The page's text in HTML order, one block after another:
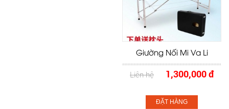
Giường Nối Mi Va Li
Liên hệ 1,300,000 đ
ĐẶT HÀNG